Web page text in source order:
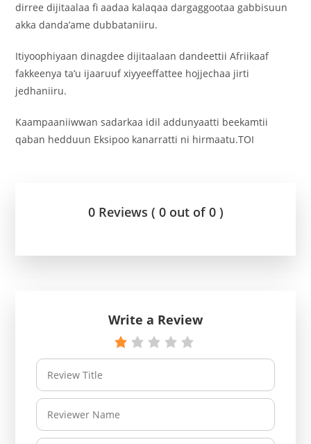
dirree dijitaalaa fi aadaa kalaqaa dargaggootaa gabbisuun
akka danda’ame dubbataniiru.
Itiyoophiyaan dinagdee dijitaalaan dandeettii Afriikaaf
fakkeenya ta’u ijaaruuf xiyyeeffattee hojjechaa jirti
jedhaniiru.
Kaampaaniiwwan sadarkaa idil addunyaatti beekamtii
qaban hedduun Eksipoo kanarratti ni hirmaatu.TOI
0 Reviews ( 0 out of 0 )
Write a Review